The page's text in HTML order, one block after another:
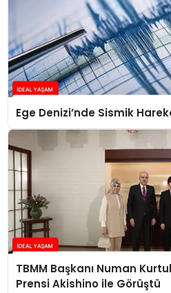
Ege Denizi’nde Sismik
TBMM Başkanı Numan
Prensi Akishino ile Görüştü